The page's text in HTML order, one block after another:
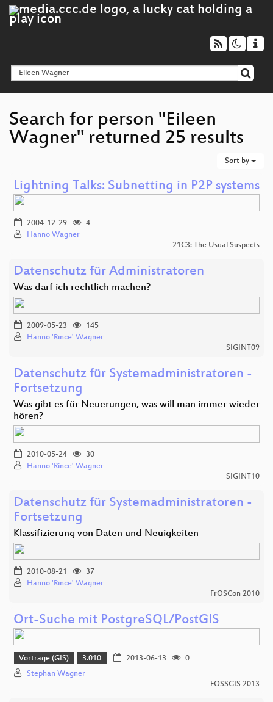
Search for person "Eileen
Wagner" returned 25 results
Sort by
Lightning Talks: Subnetting in P2P systems
2004-12-29
4
Hanno Wagner
21C3: The Usual Suspects
Datenschutz für Administratoren
Was darf ich rechtlich machen?
2009-05-23
145
Hanno 'Rince' Wagner
SIGINT09
Datenschutz für Systemadministratoren -
Fortsetzung
Was gibt es für Neuerungen, was will man immer wieder
hören?
2010-05-24
30
Hanno 'Rince' Wagner
SIGINT10
Datenschutz für Systemadministratoren -
Fortsetzung
Klassifizierung von Daten und Neuigkeiten
2010-08-21
37
Hanno 'Rince' Wagner
FrOSCon 2010
Ort-Suche mit PostgreSQL/PostGIS
Vorträge (GIS) 3.010 2013-06-13
0
Stephan Wagner
FOSSGIS 2013